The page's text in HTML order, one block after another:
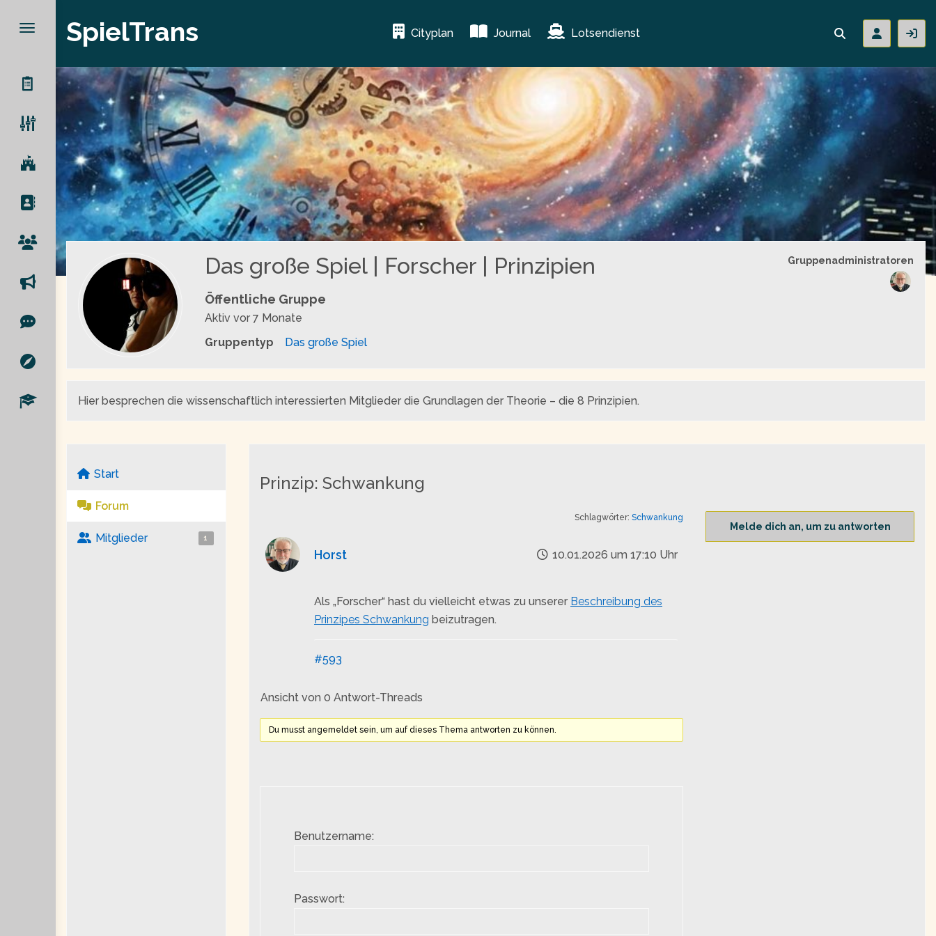
SpielTrans Cityplan Journal Lotsendienst
Das große Spiel | Forscher | Prinzipien
Öffentliche Gruppe
Aktiv vor 7 Monate
Gruppentyp
Das große Spiel
Gruppenführung
Gruppenadministratoren
Hier besprechen die wissenschaftlich interessierten Mitglieder die Grundlagen der Theorie – die 8 Prinzipien.
Start
Forum
Mitglieder 1
Prinzip: Schwankung
Schlagwörter: Schwankung
Horst 10.01.2026 um 17:10 Uhr
Als „Forscher“ hast du vielleicht etwas zu unserer Beschreibung des
Prinzipes Schwankung beizutragen.
#593
Ansicht von 0 Antwort-Threads
Du musst angemeldet sein, um auf dieses Thema antworten zu können.
Benutzername:
Passwort:
Melde dich an, um zu antworten